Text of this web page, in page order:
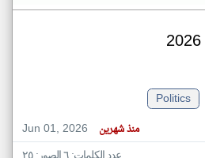
Politics
Jun 01, 2026
منذ شهرين
عدد الكلمات: ٦ الصور: ٢٥